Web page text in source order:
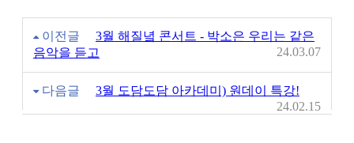
이전글
3월 해질녘 콘서트 - 박소은 우리는 같은
음악을 듣고
24.03.07
다음글
3월 도담도담 아카데미) 원데이 특강!
24.02.15